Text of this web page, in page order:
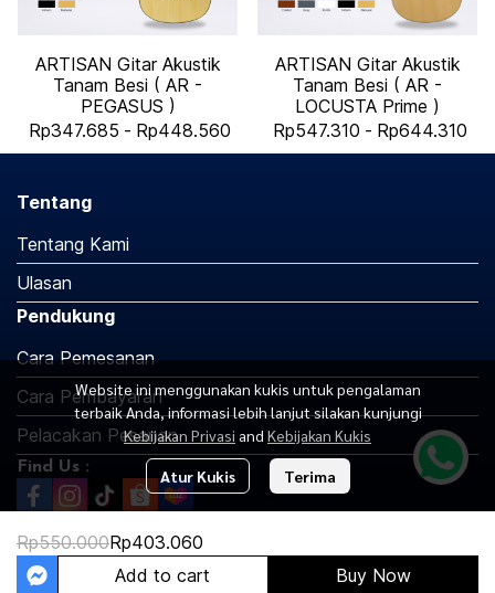
ARTISAN Gitar Akustik
Tanam Besi ( AR -
PEGASUS )
Rp347.685 - Rp448.560
ARTISAN Gitar Akustik
Tanam Besi ( AR -
LOCUSTA Prime )
Rp547.310 - Rp644.310
Rp550.000Rp403.060
Add to cart
Buy Now
Website ini menggunakan kukis untuk pengalaman
terbaik Anda, informasi lebih lanjut silakan kunjungi
Kebijakan Privasi and Kebijakan Kukis
Atur Kukis Terima
Tentang
Tentang Kami
Ulasan
Pendukung
Cara Pemesanan
Cara Pembayaran
Pelacakan Pesanan
Find Us :
Copyright 2026 | All Rights Reserved | Powered by MWE